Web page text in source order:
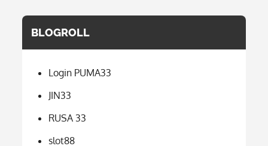
BLOGROLL
Login PUMA33
JIN33
RUSA 33
slot88